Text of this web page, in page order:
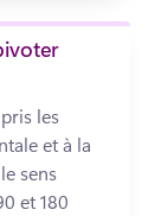
les
et à la
sens
et 180